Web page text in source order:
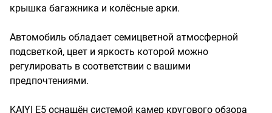
крышка багажника и колёсные арки.
Автомобиль обладает семицветной атмосферной
подсветкой, цвет и яркость которой можно
регулировать в соответствии с вашими
предпочтениями.
KAIYI E5 оснащён системой камер кругового обзора